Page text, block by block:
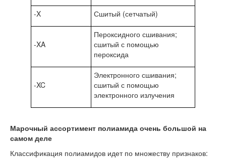
-X Сшитый (сетчатый)
-XA
Пероксидного сшивания;
сшитый с помощью
пероксида
-XC
Электронного сшивания;
сшитый с помощью
электронного излучения
Марочный ассортимент полиамида очень большой на
самом деле
Классификация полиамидов идет по множеству признаков: